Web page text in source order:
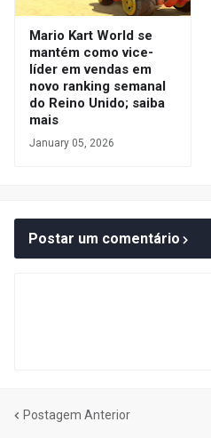
Mario Kart World se
mantém como vice-
líder em vendas em
novo ranking semanal
do Reino Unido; saiba
mais
January 05, 2026
Postar um comentário
Postagem Anterior